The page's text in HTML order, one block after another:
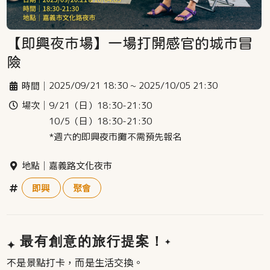
【即興夜市場】一場打開感官的城市冒
險
時間｜ 2025/09/21 18:30 ~ 2025/10/05 21:30
場次｜9/21（日）18:30-21:30
10/5（日）18:30-21:30
*週六的即興夜市攤不需預先報名
地點｜ 嘉義路文化夜市
即興
聚會
✦最有創意的旅行提案！ ✦
不是景點打卡，而是生活交換。